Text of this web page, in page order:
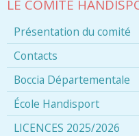
LE COMITÉ
Présentation du comité
Contacts
Boccia Départementale
École Handisport
LICENCES 2025/2026